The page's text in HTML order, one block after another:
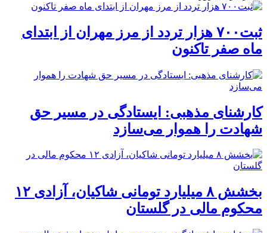
ثبت۷۰۰ هزار تردد از مرز مهران از ابتدای
ماه صفر تاکنون
کارشنای مذهبی: ایستادگی در مسیر حق
شهادت را هموار می‌سازد
بخشش ۸ میلیارد تومانی شاکیان، آزادی ۱۲
محکوم مالی در گلستان